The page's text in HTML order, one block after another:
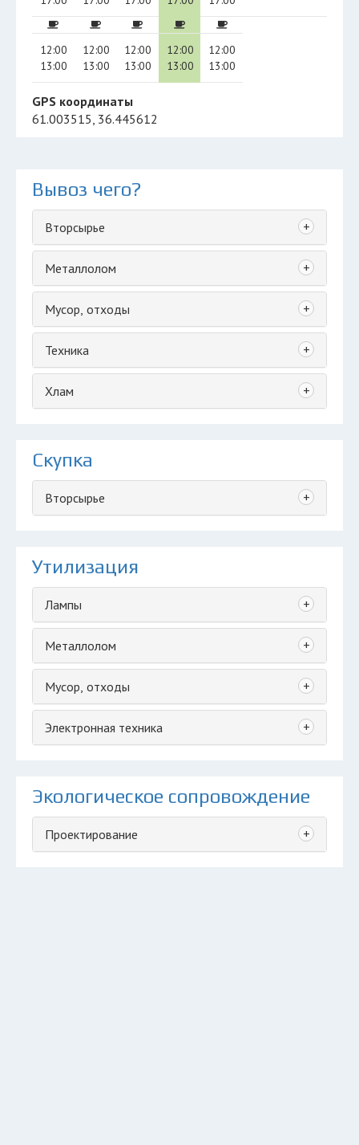
12:00
13:00
12:00
13:00
12:00
13:00
12:00
13:00
12:00
13:00
GPS координаты
61.003515, 36.445612
Вывоз чего?
Вторсырье +
Металлолом +
Мусор, отходы +
Техника +
Хлам +
Скупка
Вторсырье +
Утилизация
Лампы +
Металлолом +
Мусор, отходы +
Электронная техника +
Экологическое сопровождение
Проектирование +